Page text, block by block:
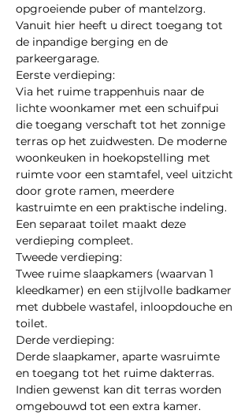
opgroeiende puber of mantelzorg.
Vanuit hier heeft u direct toegang tot
de inpandige berging en de
parkeergarage.
Eerste verdieping:
Via het ruime trappenhuis naar de
lichte woonkamer met een schuifpui
die toegang verschaft tot het zonnige
terras op het zuidwesten. De moderne
woonkeuken in hoekopstelling met
ruimte voor een stamtafel, veel uitzicht
door grote ramen, meerdere
kastruimte en een praktische indeling.
Een separaat toilet maakt deze
verdieping compleet.
Tweede verdieping:
Twee ruime slaapkamers (waarvan 1
kleedkamer) en een stijlvolle badkamer
met dubbele wastafel, inloopdouche en
toilet.
Derde verdieping:
Derde slaapkamer, aparte wasruimte
en toegang tot het ruime dakterras.
Indien gewenst kan dit terras worden
omgebouwd tot een extra kamer.